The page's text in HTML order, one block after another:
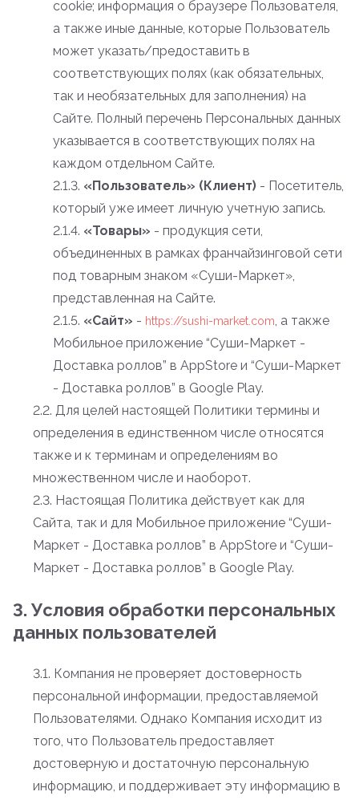
cookie; информация о браузере Пользователя,
а также иные данные, которые Пользователь
может указать/предоставить в
соответствующих полях (как обязательных,
так и необязательных для заполнения) на
Сайте. Полный перечень Персональных данных
указывается в соответствующих полях на
каждом отдельном Сайте.
2.1.3. «Пользователь» (Клиент) - Посетитель,
который уже имеет личную учетную запись.
2.1.4. «Товары» - продукция сети,
объединенных в рамках франчайзинговой сети
под товарным знаком «Суши-Маркет»,
представленная на Сайте.
2.1.5. «Сайт» - https://sushi-market.com, а также
Мобильное приложение “Суши-Маркет -
Доставка роллов” в AppStore и “Суши-Маркет
- Доставка роллов” в Google Play.
2.2. Для целей настоящей Политики термины и
определения в единственном числе относятся
также и к терминам и определениям во
множественном числе и наоборот.
2.3. Настоящая Политика действует как для
Сайта, так и для Мобильное приложение “Суши-
Маркет - Доставка роллов” в AppStore и “Суши-
Маркет - Доставка роллов” в Google Play.
3. Условия обработки персональных
данных пользователей
3.1. Компания не проверяет достоверность
персональной информации, предоставляемой
Пользователями. Однако Компания исходит из
того, что Пользователь предоставляет
достоверную и достаточную персональную
информацию, и поддерживает эту информацию в